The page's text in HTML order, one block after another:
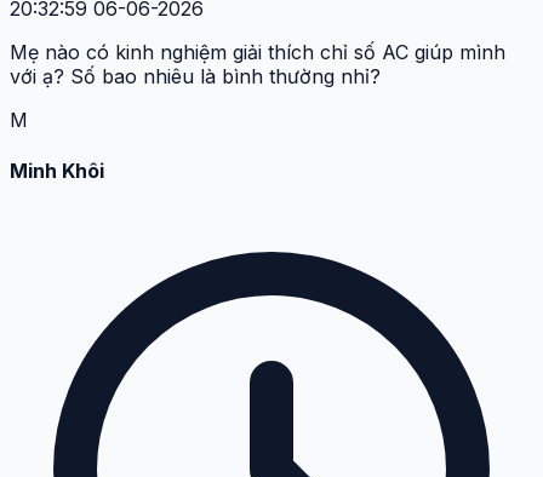
20:32:59 06-06-2026
Mẹ nào có kinh nghiệm giải thích chỉ số AC giúp mình
với ạ? Số bao nhiêu là bình thường nhỉ?
M
Minh Khôi